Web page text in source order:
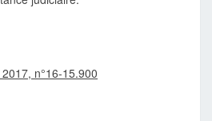
n°16-15.900